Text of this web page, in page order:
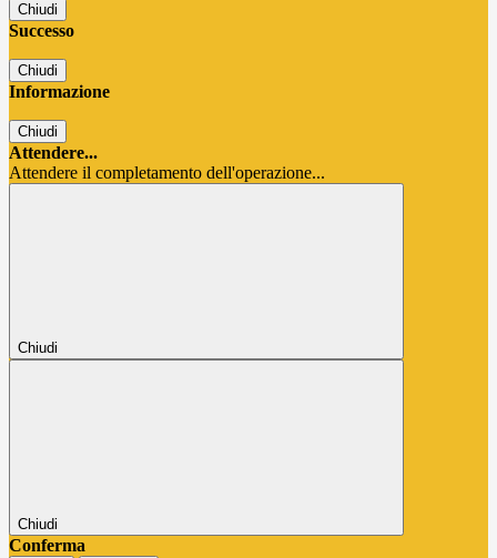
Chiudi
Successo
Chiudi
Informazione
Chiudi
Attendere...
Attendere il completamento dell'operazione...
Chiudi
Chiudi
Conferma